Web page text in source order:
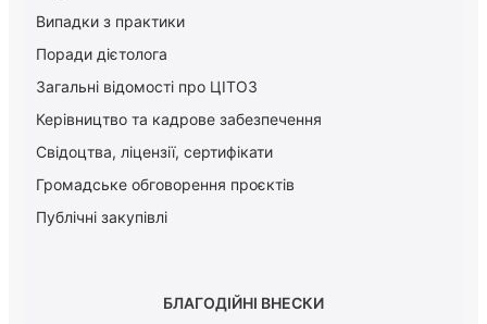
Випадки з практики
Поради дієтолога
Загальні відомості про ЦІТОЗ
Керiвництво та кадрове забезпечення
Свідоцтва, ліцензії, сертифікати
Громадське обговорення проєктів
Публічні закупівлі
БЛАГОДІЙНІ ВНЕСКИ